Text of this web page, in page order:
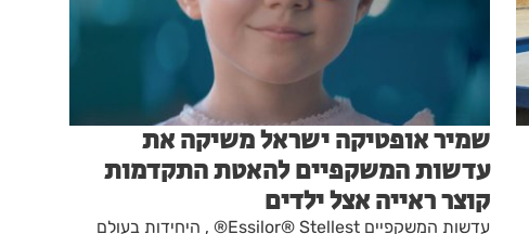
שמיר אופטיקה ישראל משיקה את
עדשות המשקפיים להאטת התקדמות
קוצר ראייה אצל ילדים
עדשות המשקפיים Essilor® Stellest® , היחידות בעולם